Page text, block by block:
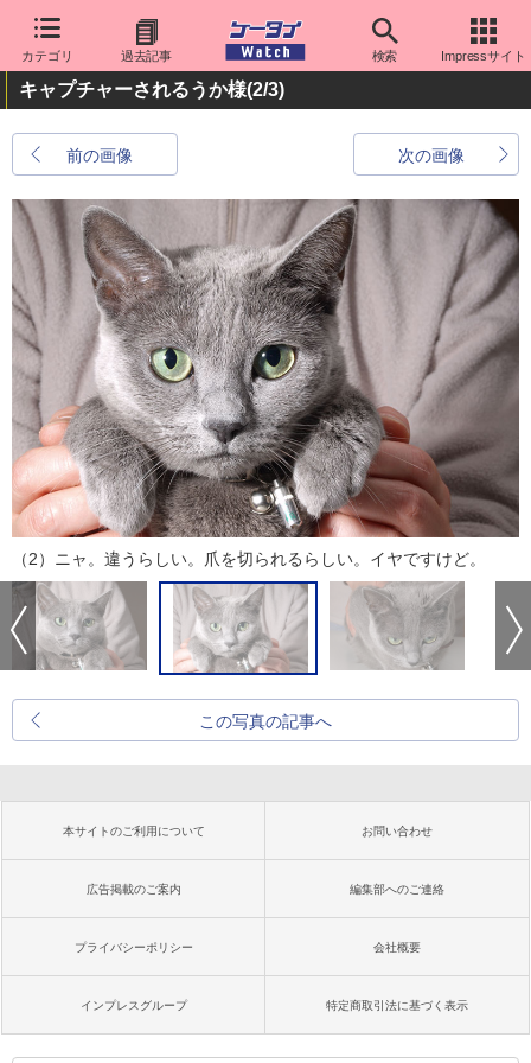
カテゴリ 過去記事 検索 Impressサイト
キャプチャーされるうか様(2/3)
前の画像 次の画像
（2）ニャ。違うらしい。爪を切られるらしい。イヤですけど。
この写真の記事へ
本サイトのご利用について お問い合わせ
広告掲載のご案内 編集部へのご連絡
プライバシーポリシー 会社概要
インプレスグループ 特定商取引法に基づく表示